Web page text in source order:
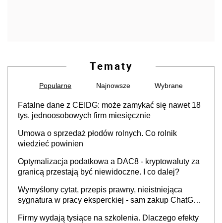
Tematy
Popularne Najnowsze Wybrane
Fatalne dane z CEIDG: może zamykać się nawet 18
tys. jednoosobowych firm miesięcznie
Umowa o sprzedaż płodów rolnych. Co rolnik
wiedzieć powinien
Optymalizacja podatkowa a DAC8 - kryptowaluty za
granicą przestają być niewidoczne. I co dalej?
Wymyślony cytat, przepis prawny, nieistniejąca
sygnatura w pracy eksperckiej - sam zakup ChatGPT
Firmy wydają tysiące na szkolenia. Dlaczego efekty